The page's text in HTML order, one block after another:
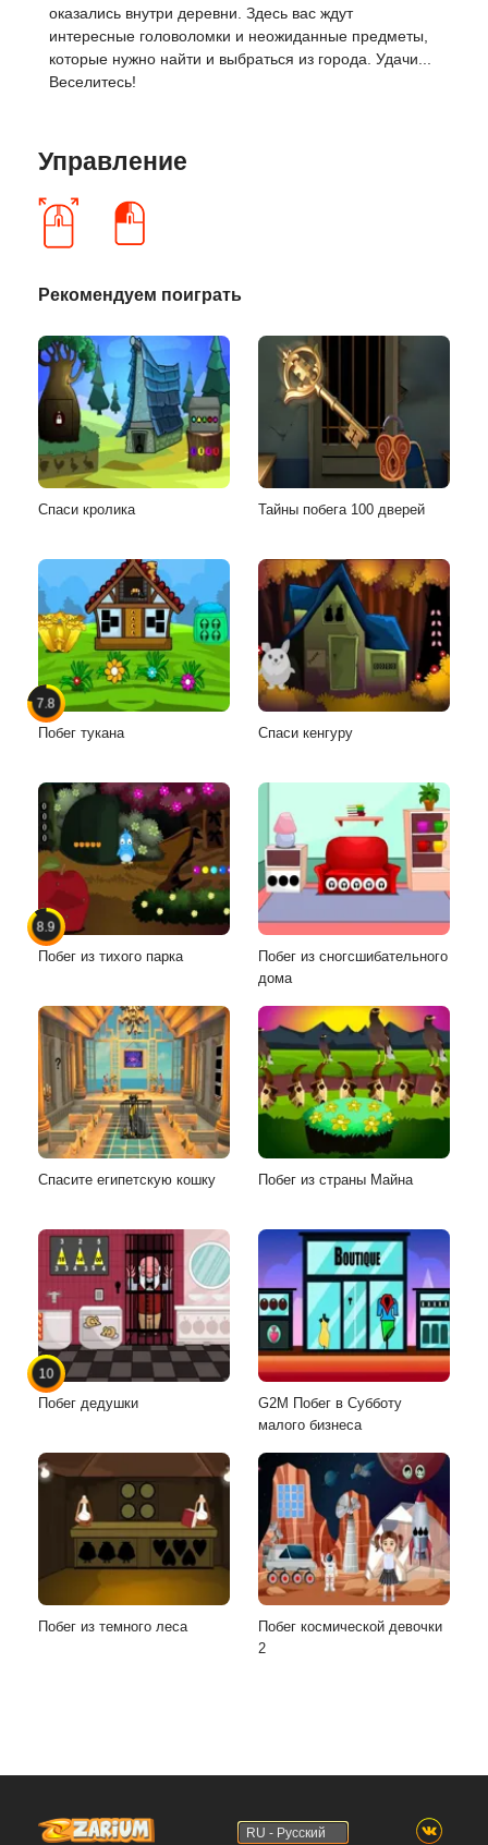
оказались внутри деревни. Здесь вас ждут
интересные головоломки и неожиданные предметы,
которые нужно найти и выбраться из города. Удачи...
Веселитесь!
Управление
Рекомендуем поиграть
Спаси кролика Тайны побега 100 дверей
7.8
Побег тукана Спаси кенгуру
8.9
Побег из тихого парка
Побег из сногсшибательного
дома
Спасите египетскую кошку Побег из страны Майна
10
Побег дедушки
G2M Побег в Субботу
малого бизнеса
Побег из темного леса
Побег космической девочки
2
RU - Русский